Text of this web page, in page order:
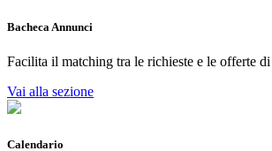
Bacheca Annunci
Facilita il matching tra le richieste e le offerte
Vai alla sezione
Calendario